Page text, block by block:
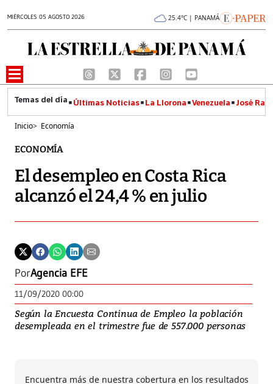
MIÉRCOLES 05 AGOSTO 2026 25.4°C | PANAMÁ
Últimas Noticias La Llorona Venezuela José
Inicio> Economía
ECONOMÍA
El desempleo en Costa Rica
alcanzó el 24,4 % en julio
PorAgencia EFE
11/09/2020 00:00
Según la Encuesta Continua de Empleo la población
desempleada en el trimestre fue de 557.000 personas
Encuentra más de nuestra cobertura en los resultados